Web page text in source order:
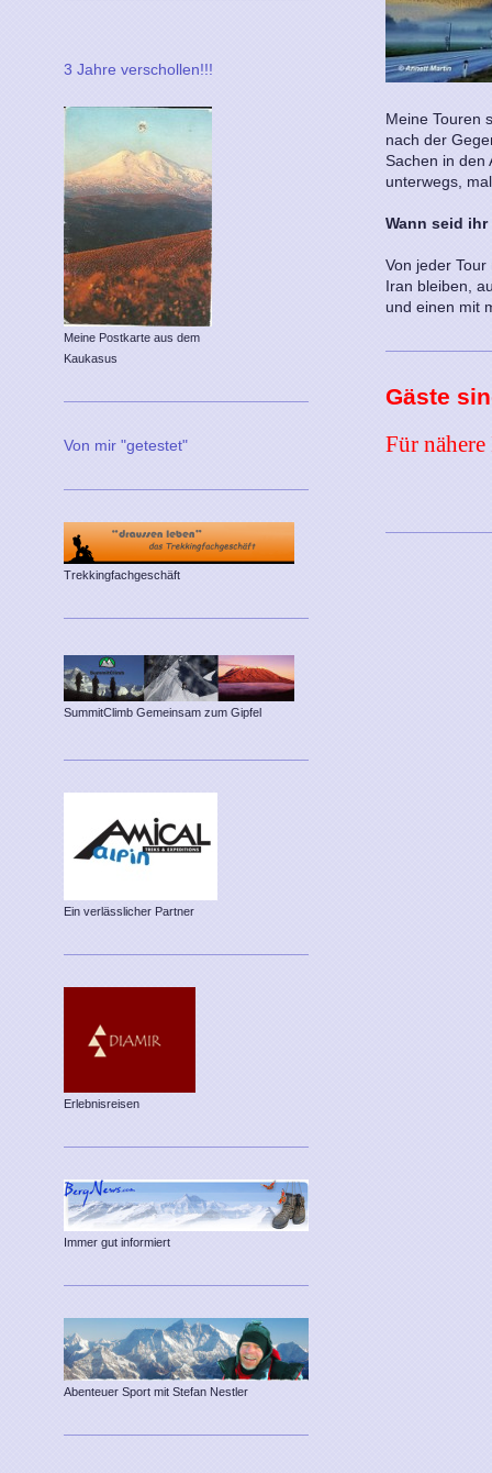
Meine Touren
nach der
Sachen in den
unterwegs,
Wann seid
Von jeder
Iran bleiben,
und einen mit
Gäste
Für
3 Jahre verschollen!!!
Meine Postkarte aus dem
Kaukasus
Von mir "getestet"
Trekkingfachgeschäft
SummitClimb Gemeinsam zum Gipfel
Ein verlässlicher Partner
Erlebnisreisen
Immer gut informiert
Abenteuer Sport mit Stefan Nestler